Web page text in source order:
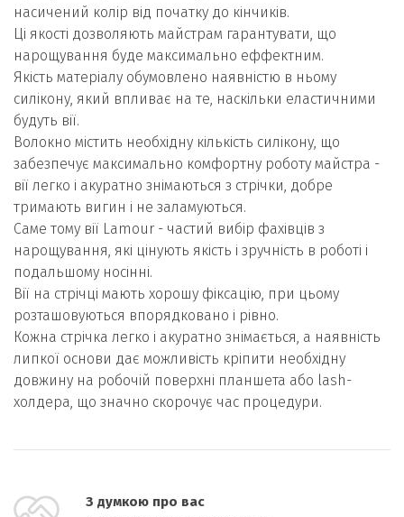
насичений колір від початку до кінчиків.
Ці якості дозволяють майстрам гарантувати, що
нарощування буде максимально еффектним.
Якість матеріалу обумовлено наявністю в ньому
силікону, який впливає на те, наскільки еластичними
будуть вії.
Волокно містить необхідну кількість силікону, що
забезпечує максимально комфортну роботу майстра -
вії легко і акуратно знімаються з стрічки, добре
тримають вигин і не заламуються.
Саме тому вії Lamour - частий вибір фахівців з
нарощування, які цінують якість і зручність в роботі і
подальшому носінні.
Вії на стрічці мають хорошу фіксацію, при цьому
розташовуються впорядковано і рівно.
Кожна стрічка легко і акуратно знімається, а наявність
липкої основи дає можливість кріпити необхідну
довжину на робочій поверхні планшета або lash-
холдера, що значно скорочує час процедури.
З думкою про вас